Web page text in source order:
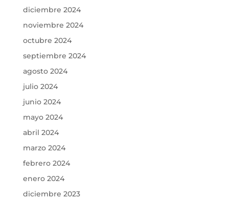
diciembre 2024
noviembre 2024
octubre 2024
septiembre 2024
agosto 2024
julio 2024
junio 2024
mayo 2024
abril 2024
marzo 2024
febrero 2024
enero 2024
diciembre 2023